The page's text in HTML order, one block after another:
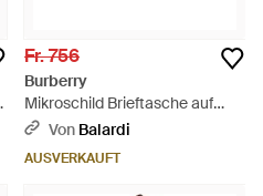
Fr. 756
Burberry
Mikroschild Brieftasche auf
Kette Synthetic Blau - Blau
Von Balardi
AUSVERKAUFT